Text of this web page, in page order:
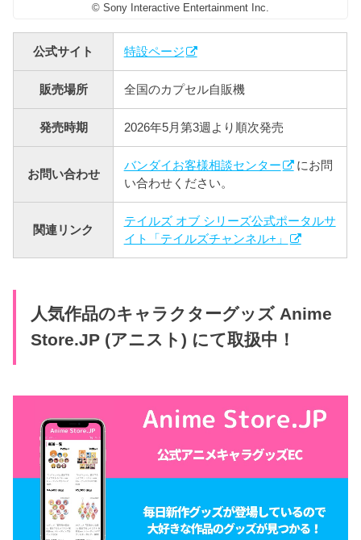
© Sony Interactive Entertainment Inc.
公式サイト 特設ページ
販売場所 全国のカプセル自販機
発売時期 2026年5月第3週より順次発売
お問い合わせ
バンダイお客様相談センター
にお問
い合わせください。
関連リンク
テイルズ オブ シリーズ公式ポータルサ
イト「テイルズチャンネル+」
人気作品のキャラクターグッズ Anime
Store.JP (アニスト) にて取扱中！